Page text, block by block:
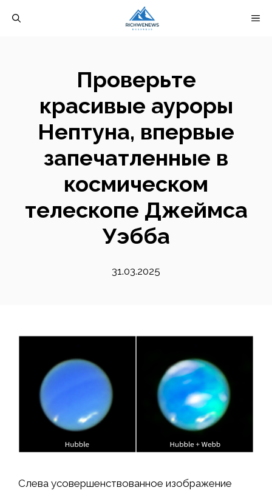
Проверьте
красивые ауроры
Нептуна, впервые
запечатленные в
космическом
телескопе Джеймса
Уэбба
31.03.2025
Слева усовершенствованное изображение